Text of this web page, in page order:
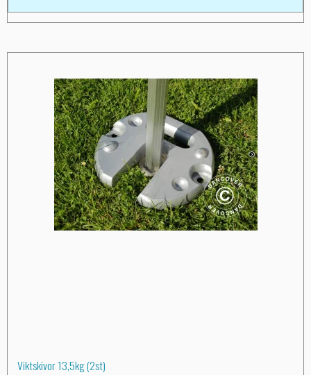
Viktskivor 13,5kg (2st)